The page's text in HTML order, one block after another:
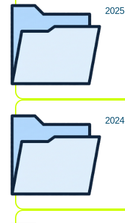
2025
2024